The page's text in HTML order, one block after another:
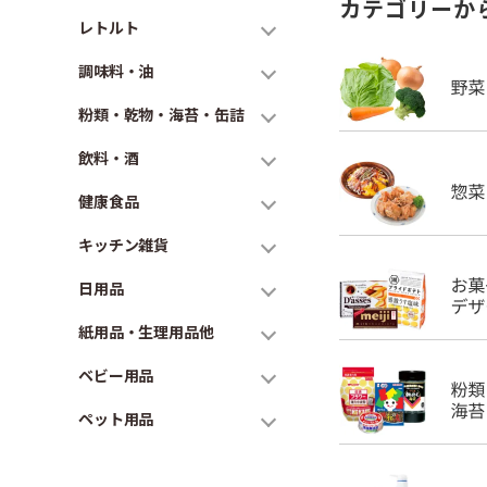
レトルト
調味料・油
粉類・乾物・海苔・缶詰
飲料・酒
健康食品
キッチン雑貨
日用品
紙用品・生理用品他
ベビー用品
ペット用品
カテゴリーか